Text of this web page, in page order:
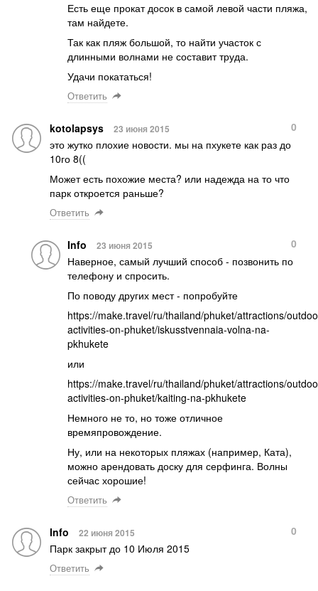
Есть еще прокат досок в самой левой части пляжа,
там найдете.
Так как пляж большой, то найти участок с
длинными волнами не составит труда.
Удачи покататься!
Ответить
kotolapsys 23 июня 2015
это жутко плохие новости. мы на пхукете как раз до
10го 8((
Может есть похожие места? или надежда на то что
парк откроется раньше?
0
Ответить
Info 23 июня 2015
Наверное, самый лучший способ - позвонить по
телефону и спросить.
По поводу других мест - попробуйте
https://make.travel/ru/thailand/phuket/attractions/
activities-on-phuket/iskusstvennaia-volna-na-
pkhukete
или
https://make.travel/ru/thailand/phuket/attractions/
activities-on-phuket/kaiting-na-pkhukete
Немного не то, но тоже отличное
времяпровождение.
Ну, или на некоторых пляжах (например, Ката),
можно арендовать доску для серфинга. Волны
сейчас хорошие!
0
Ответить
Info 22 июня 2015
Парк закрыт до 10 Июля 2015
0
Ответить